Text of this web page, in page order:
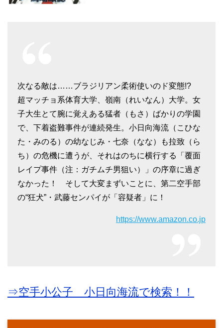
次なる敵は……ブラジリアン柔術使いのド変態!?
超マッチョ系体育大学、嶺南（れいなん）大学。女
子大生とて腕に覚えある猛者（もさ）ばかりの学園
で、下着盗難事件が連続発生。小日向海流（こひな
た・みのる）の幼なじみ・七奈（なな）も拉致（ら
ち）の危機に遭うが、それはのちに横行する「覆面
レイプ事件（注：ガチムチ男狙い）」の序章に過ぎ
なかった！ そして大変まずいことに、第二空手部
の“狂犬”・武藤センパイが「容疑者」に！
https://www.amazon.co.jp
⇒空手小公子 小日向海流で検索！！